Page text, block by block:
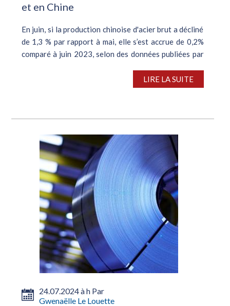
et en Chine
En juin, si la production chinoise d'acier brut a décliné
de 1,3 % par rapport à mai, elle s’est accrue de 0,2%
comparé à juin 2023, selon des données publiées par
LIRE LA SUITE
24.07.2024 à h Par
Gwenaëlle Le Louette